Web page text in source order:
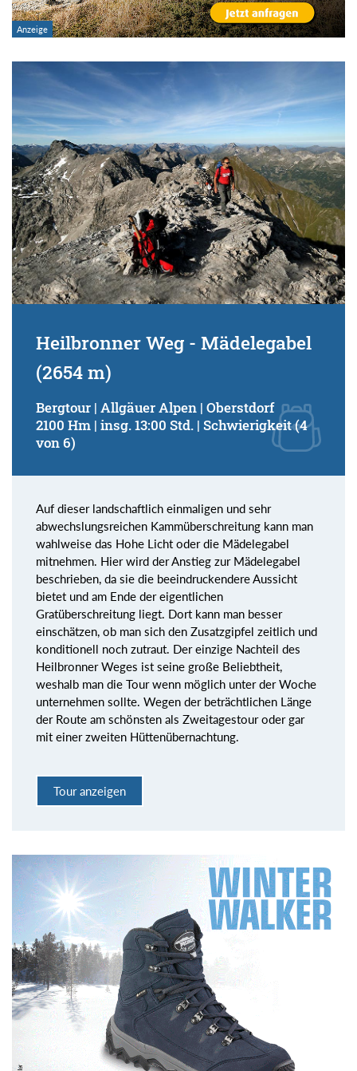
Art der Tour:
Schwierigkeitsgrad:
von
bis
Kondition (Tourdauer):
von
bis
Suchbegriff:
Heilbronner Weg - Mädelegabel
(2654 m)
Bergtour | Allgäuer Alpen | Oberstdorf
2100 Hm | insg. 13:00 Std. | Schwierigkeit (4
von 6)
Auf dieser landschaftlich einmaligen und sehr
abwechslungsreichen Kammüberschreitung kann man
wahlweise das Hohe Licht oder die Mädelegabel
mitnehmen. Hier wird der Anstieg zur Mädelegabel
beschrieben, da sie die beeindruckendere Aussicht
bietet und am Ende der eigentlichen
Gratüberschreitung liegt. Dort kann man besser
einschätzen, ob man sich den Zusatzgipfel zeitlich und
konditionell noch zutraut. Der einzige Nachteil des
Heilbronner Weges ist seine große Beliebtheit,
weshalb man die Tour wenn möglich unter der Woche
unternehmen sollte. Wegen der beträchtlichen Länge
der Route am schönsten als Zweitagestour oder gar
mit einer zweiten Hüttenübernachtung.
Tour anzeigen